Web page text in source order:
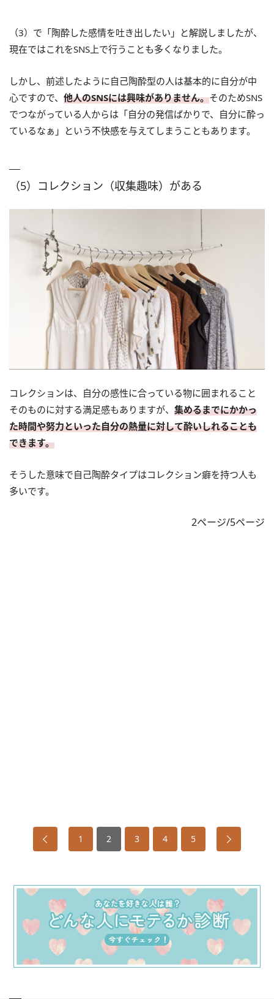
（3）で「陶酔した感情を吐き出したい」と解説しましたが、
現在ではこれをSNS上で行うことも多くなりました。
しかし、前述したように自己陶酔型の人は基本的に自分が中
心ですので、 他人のSNSには興味がありません。そのためSNS
でつながっている人からは「自分の発信ばかりで、自分に酔っ
ているなぁ」という不快感を与えてしまうこともあります。
（5）コレクション（収集趣味）がある
コレクションは、自分の感性に合っている物に囲まれること
そのものに対する満足感もありますが、 集めるまでにかかっ
た時間や努力といった自分の熱量に対して酔いしれることも
できます。
そうした意味で自己陶酔タイプはコレクション癖を持つ人も
多いです。
2ページ/5ページ
1 2 3 4 5